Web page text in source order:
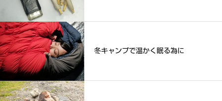
冬キャンプで温かく眠る為に